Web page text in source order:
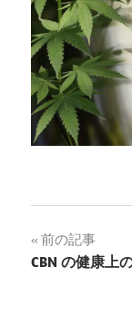
投
稿
前の記事
CBN の健康上